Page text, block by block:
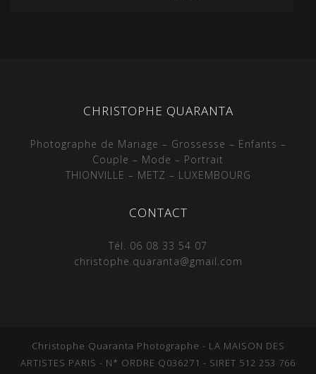
CHRISTOPHE QUARANTA
Photographe de Mariage – Grossesse – Enfants –
Couple – Mode – Portrait
THIONVILLE – METZ – LUXEMBOURG
CONTACT
Tél. 06 08 33 54 07
christophe.quaranta@gmail.com
Christophe Quaranta Photographe - LA MAISON DES
ARTISTES PARIS - N* ORDRE Q036271 - SIRET 512 253 766